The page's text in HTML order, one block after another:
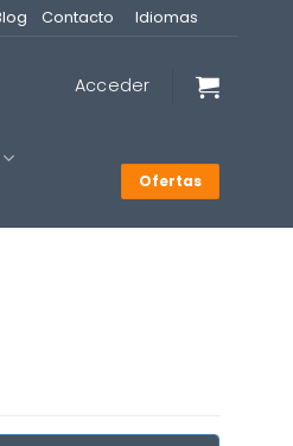
Contacto Idiomas
Acceder
Ofertas